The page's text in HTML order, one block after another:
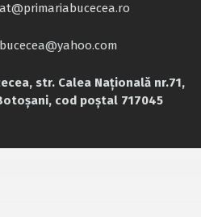
str. Calea Națională nr.71,
cod poștal 717045